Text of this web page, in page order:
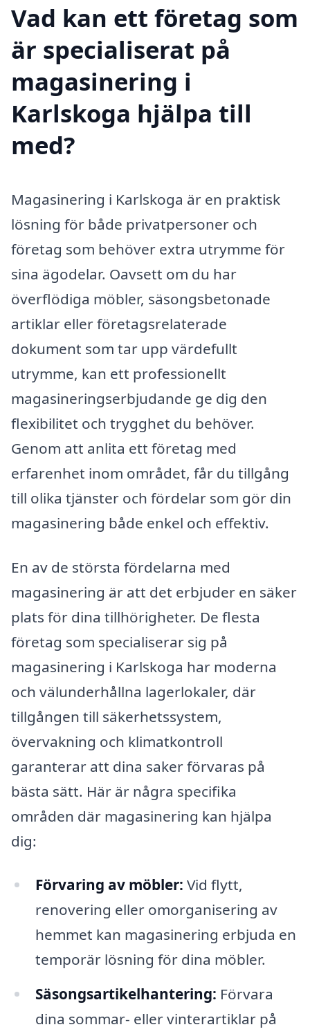
Vad kan ett företag som
är specialiserat på
magasinering i
Karlskoga hjälpa till
med?
Magasinering i Karlskoga är en praktisk
lösning för både privatpersoner och
företag som behöver extra utrymme för
sina ägodelar. Oavsett om du har
överflödiga möbler, säsongsbetonade
artiklar eller företagsrelaterade
dokument som tar upp värdefullt
utrymme, kan ett professionellt
magasineringserbjudande ge dig den
flexibilitet och trygghet du behöver.
Genom att anlita ett företag med
erfarenhet inom området, får du tillgång
till olika tjänster och fördelar som gör din
magasinering både enkel och effektiv.
En av de största fördelarna med
magasinering är att det erbjuder en säker
plats för dina tillhörigheter. De flesta
företag som specialiserar sig på
magasinering i Karlskoga har moderna
och välunderhållna lagerlokaler, där
tillgången till säkerhetssystem,
övervakning och klimatkontroll
garanterar att dina saker förvaras på
bästa sätt. Här är några specifika
områden där magasinering kan hjälpa
dig:
Förvaring av möbler: Vid flytt,
renovering eller omorganisering av
hemmet kan magasinering erbjuda en
temporär lösning för dina möbler.
Säsongsartikelhantering: Förvara
dina sommar- eller vinterartiklar på